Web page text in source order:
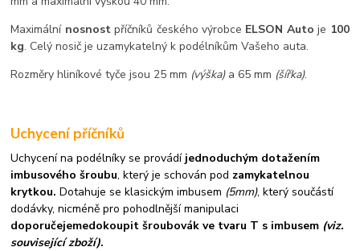
Maximální nosnostpříčníků českého výrobce ELSON Autoje 100
kg. Celý nosič je uzamykatelný k podélníkům Vašeho auta.
Rozměry hliníkové tyče jsou 25 mm (výška)a 65 mm (šířka).
Uchycení příčníků
Uchycení na podélníky se provádí jednoduchým dotažením
imbusového šroubu, který je schován pod zamykatelnou
krytkou.Dotahuje se klasickým imbusem (5mm), který součástí
dodávky, nicméně pro pohodlnější manipulaci
doporučejemedokoupit šroubovák ve tvaru T s imbusem (viz.
související zboží).